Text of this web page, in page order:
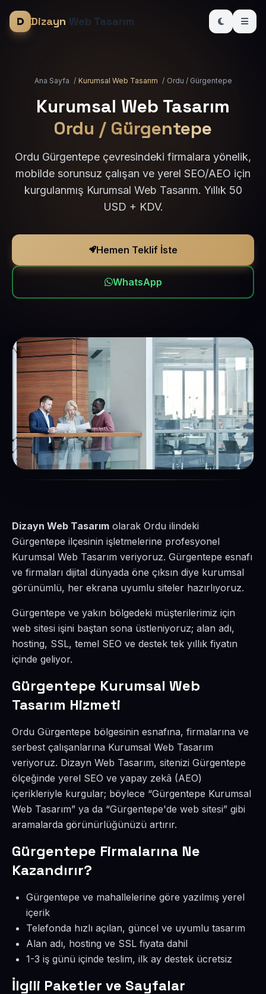
Dizayn Web Tasarım
Ana Sayfa / Kurumsal Web Tasarım / Ordu / Gürgentepe
Kurumsal Web Tasarım
Ordu / Gürgentepe
Ordu Gürgentepe çevresindeki firmalara yönelik,
mobilde sorunsuz çalışan ve yerel SEO/AEO için
kurgulanmış Kurumsal Web Tasarım. Yıllık 50
USD + KDV.
Hemen Teklif İste
WhatsApp
Dizayn Web Tasarım olarak Ordu ilindeki
Gürgentepe ilçesinin işletmelerine profesyonel
Kurumsal Web Tasarım veriyoruz. Gürgentepe esnafı
ve firmaları dijital dünyada öne çıksın diye kurumsal
görünümlü, her ekrana uyumlu siteler hazırlıyoruz.
Gürgentepe ve yakın bölgedeki müşterilerimiz için
web sitesi işini baştan sona üstleniyoruz; alan adı,
hosting, SSL, temel SEO ve destek tek yıllık fiyatın
içinde geliyor.
Gürgentepe Kurumsal Web
Tasarım Hizmeti
Ordu Gürgentepe bölgesinin esnafına, firmalarına ve
serbest çalışanlarına Kurumsal Web Tasarım
veriyoruz. Dizayn Web Tasarım, sitenizi Gürgentepe
ölçeğinde yerel SEO ve yapay zekâ (AEO)
içerikleriyle kurgular; böylece “Gürgentepe Kurumsal
Web Tasarım” ya da “Gürgentepe'de web sitesi” gibi
aramalarda görünürlüğünüzü artırır.
Gürgentepe Firmalarına Ne
Kazandırır?
Gürgentepe ve mahallelerine göre yazılmış yerel
içerik
Telefonda hızlı açılan, güncel ve uyumlu tasarım
Alan adı, hosting ve SSL fiyata dahil
1-3 iş günü içinde teslim, ilk ay destek ücretsiz
İlgili Paketler ve Sayfalar